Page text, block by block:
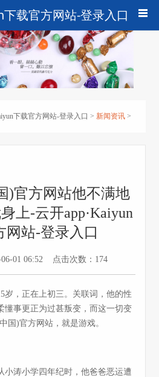
下载官方网站-登录入口
下载官方网站-登录入口 > 新闻资讯 >
)官方网站他不满地
上-云开app·Kaiyun
网站-登录入口
06-01 06:52 点击次数：174
岁，正在上初三。关联词，他的性
懂事更正为过甚叛变，而这一切变
国)官方网站，就是游戏。
小涛小学四年纪时，他爸爸恶运遭